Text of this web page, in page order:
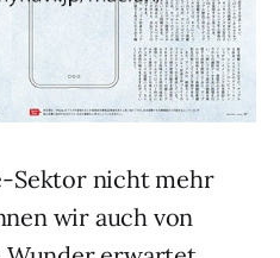
Sektor nicht mehr
wir auch von